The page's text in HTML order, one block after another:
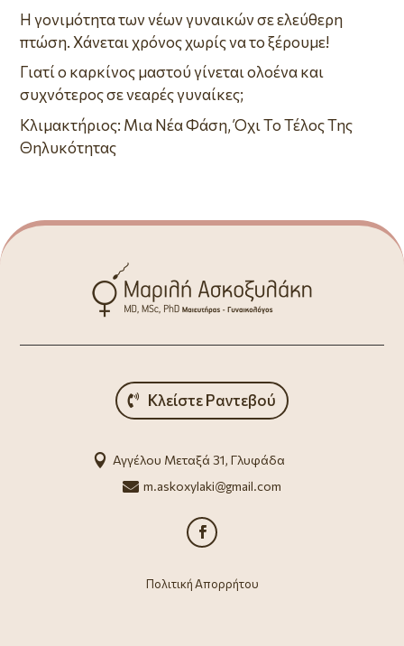
Η γονιμότητα των νέων γυναικών σε ελεύθερη
πτώση. Χάνεται χρόνος χωρίς να το ξέρουμε!
Γιατί ο καρκίνος μαστού γίνεται ολοένα και
συχνότερος σε νεαρές γυναίκες;
Κλιμακτήριος: Μια Νέα Φάση, Όχι Το Τέλος Της
Θηλυκότητας
Κλείστε Ραντεβού
 Αγγέλου Μεταξά 31, Γλυφάδα
 m.askoxylaki@gmail.com
Πολιτική Απορρήτου